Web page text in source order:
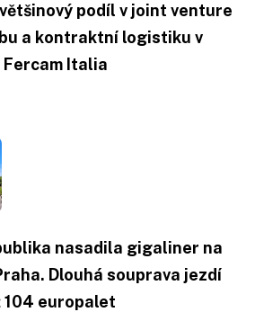
podíl v joint venture
a kontraktní logistiku v
Fercam Italia
nasadila gigaliner na
Dlouhá souprava jezdí
104 europalet